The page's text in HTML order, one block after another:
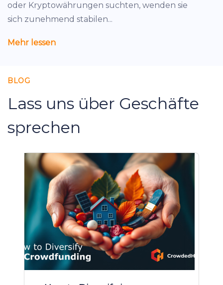
oder Kryptowährungen suchten, wenden sie
sich zunehmend stabilen...
Mehr lessen
BLOG
Lass uns über Geschäfte
sprechen